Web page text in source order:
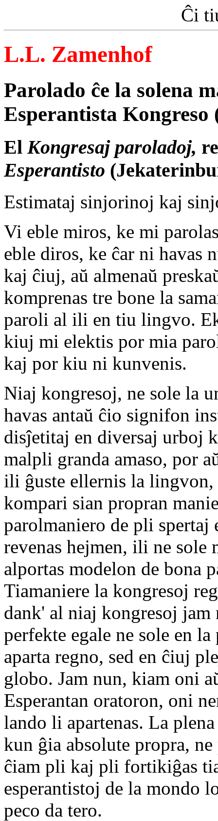
Ĉi
L.L. Zamenhof
Parolado ĉe la solena
Esperantista Kongreso
El Kongresaj paroladoj,
Esperantisto
Estimataj sinjorinoj kaj
Vi eble miros, ke mi
eble diros, ke ĉar ni havas
kaj ĉiuj, aŭ almenaŭ
komprenas tre bone la
paroli al ili en tiu lingvo.
kiuj mi elektis por mia
kaj por kiu ni kunvenis.
Niaj kongresoj, ne sole la
havas antaŭ ĉio signifon
disĵetitaj en diversaj urboj
malpli granda amaso, por
ili ĝuste ellernis la
kompari sian propran
parolmaniero de pli
revenas hejmen, ili ne sole
alportas modelon de bona
Tiamaniere la kongresoj
dank' al niaj kongresoj jam
perfekte egale ne sole en
aparta regno, sed en ĉiuj
globo. Jam nun, kiam oni
Esperantan oratoron, oni
lando li apartenas. La
kun ĝia absolute propra,
ĉiam pli kaj pli fortikiĝas
esperantistoj de la mondo
peco da tero.